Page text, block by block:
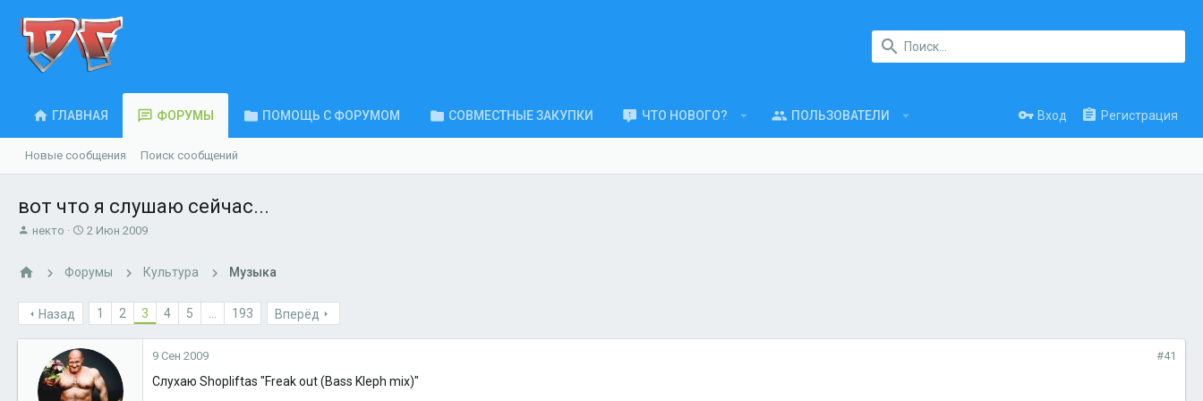
ГЛАВНАЯ ФОРУМЫ ПОМОЩЬ С ФОРУМОМ СОВМЕСТНЫЕ ЗАКУПКИ ЧТО НОВОГО? ПОЛЬЗОВАТЕЛИ Вход Регистрация
Новые сообщения Поиск сообщений
вот что я слушаю сейчас...
А
т
е
м
некто
Д
а
ч
а
а
2 Июн 2009
Форумы Культура Музыка
Назад 1 2 3 4 5 ... 193 Вперёд
9 Сен 2009 #41
Слухаю Shopliftas "Freak out (Bass Kleph mix)"